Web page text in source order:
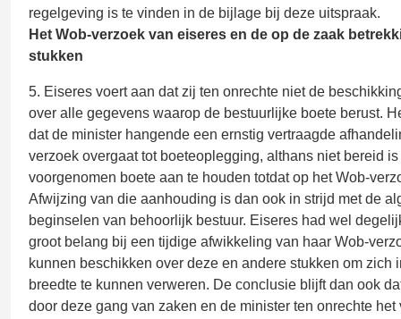
regelgeving is te vinden in de bijlage bij deze uitspraak.
Het Wob-verzoek van eiseres en de op de zaak
stukken
5. Eiseres voert aan dat zij ten onrechte niet de
over alle gegevens waarop de bestuurlijke boete berust.
dat de minister hangende een ernstig vertraagde
verzoek overgaat tot boeteoplegging, althans niet bereid is
voorgenomen boete aan te houden totdat op het Wob-
Afwijzing van die aanhouding is dan ook in strijd met de
beginselen van behoorlijk bestuur. Eiseres had wel
groot belang bij een tijdige afwikkeling van haar Wob-
kunnen beschikken over deze en andere stukken om zich
breedte te kunnen verweren. De conclusie blijft dan ook
door deze gang van zaken en de minister ten onrechte het